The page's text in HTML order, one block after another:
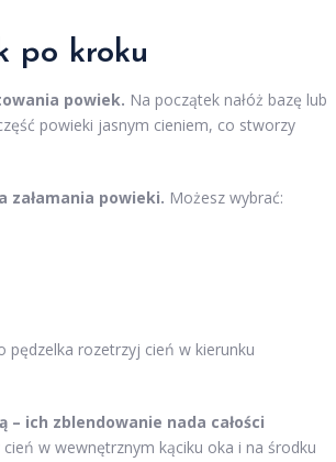
po kroku
powiek. Na początek nałóż bazę lub
powieki jasnym cieniem, co stworzy
załamania powieki. Możesz wybrać:
pędzelka rozetrzyj cień w kierunku
ich zblendowanie nada całości
w wewnętrznym kąciku oka i na środku